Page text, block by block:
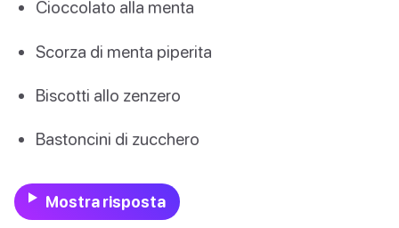
Cioccolato alla menta
Scorza di menta piperita
Biscotti allo zenzero
Bastoncini di zucchero
Mostra risposta